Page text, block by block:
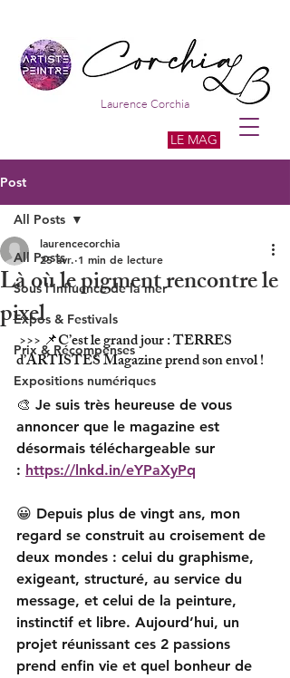
Laurence Corchia
LE MAG
Post
All Posts
Sous l'influence de la mer
Expos & Festivals
Prix & Récompenses
Expositions numériques
All Posts
Là où le pigment rencontre le
pixel
laurencecorchia
25 avr. 1 min de lecture
>>> 📌C’est le grand jour : TERRES
d’ARTISTES Magazine prend son envol !
🎨 Je suis très heureuse de vous
annoncer que le magazine est
désormais téléchargeable sur
: https://lnkd.in/eYPaXyPq
😀 Depuis plus de vingt ans, mon
regard se construit au croisement de
deux mondes : celui du graphisme,
exigeant, structuré, au service du
message, et celui de la peinture,
instinctif et libre. Aujourd’hui, un
projet réunissant ces 2 passions
prend enfin vie et quel bonheur de